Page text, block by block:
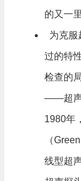
的又一
为克服
过的特
检查的
——超声
1980年
（
线型超